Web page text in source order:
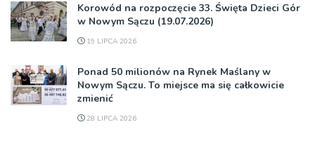
Korowód na rozpoczęcie 33. Święta Dzieci Gór
w Nowym Sączu (19.07.2026)
19 LIPCA 2026
Ponad 50 milionów na Rynek Maślany w
Nowym Sączu. To miejsce ma się całkowicie
zmienić
28 LIPCA 2026